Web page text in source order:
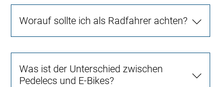
Worauf sollte ich als Radfahrer achten?
Was ist der Unterschied zwischen
Pedelecs und E-Bikes?